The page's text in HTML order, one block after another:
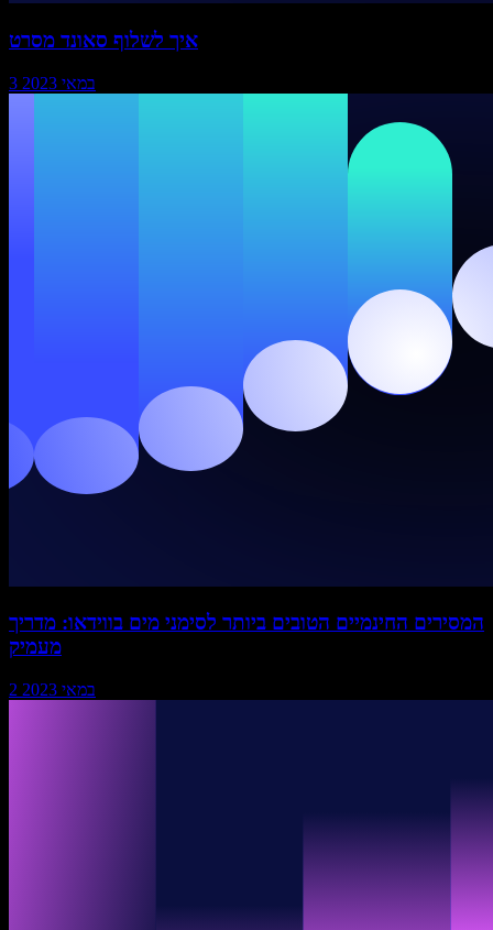
איך לשלוף סאונד מסרט
3 במאי 2023
המסירים החינמיים הטובים ביותר לסימני מים בווידאו: מדריך
מעמיק
2 במאי 2023